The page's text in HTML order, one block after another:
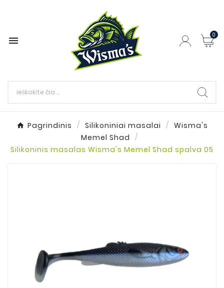
 0
Pagrindinis Silikoniniai masalai
Wisma's
Memel Shad
Silikoninis masalas Wisma's Memel Shad spalva 05